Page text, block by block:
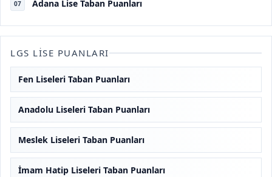
07 Adana Lise Taban Puanları
LGS LISE PUANLARI
Fen Liseleri Taban Puanları
Anadolu Liseleri Taban Puanları
Meslek Liseleri Taban Puanları
İmam Hatip Liseleri Taban Puanları